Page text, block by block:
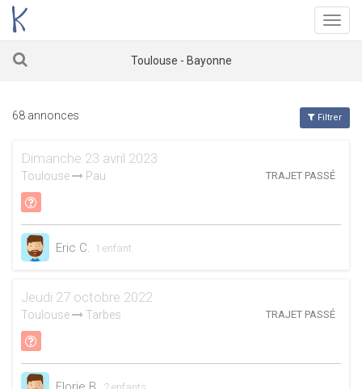
Menu
Toulouse - Bayonne
68 annonces Filtrer
Dimanche 23 avril 2023
Toulouse Pau TRAJET PASSÉ
Eric C. 1 enfant
Jeudi 27 octobre 2022
Toulouse Tarbes TRAJET PASSÉ